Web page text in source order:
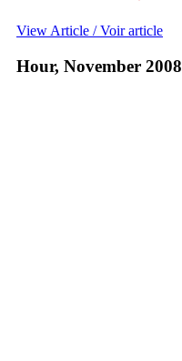
View Article / Voir article
Hour, November 2008